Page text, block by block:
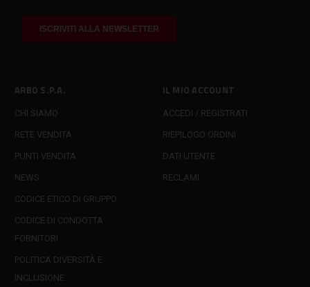
ARBO S.P.A.
CHI SIAMO
RETE VENDITA
PUNTI VENDITA
NEWS
CODICE ETICO DI GRUPPO
CODICE DI CONDOTTA
FORNITORI
POLITICA DIVERSITÀ E
INCLUSIONE
IL MIO ACCOUNT
ACCEDI / REGISTRATI
RIEPILOGO ORDINI
DATI UTENTE
RECLAMI